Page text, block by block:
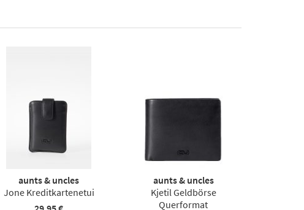
aunts & uncles
Jone Kreditkartenetui
aunts & uncles
Kjetil Geldbörse
Querformat